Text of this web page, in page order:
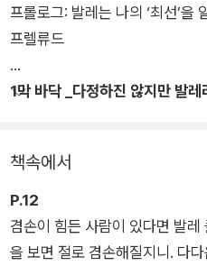
자는 매일 저녁 발레 바를 잡고
형을 잡아왔다. 발레는 끝이 보이
향을 잃지 않게 해준 나침반 같은
일을 통해 삶을 다시 단단하게 붙
풀어냈다. 이제 ‘기자리나’ 전수
발레 분투기 속으로 들어가보자.
프롤로그: 발레는 나의 ‘최선’을
프렐류드
1막 바닥 _다정하진 않지만 발레
책속에서
P.12
겸손이 힘든 사람이 있다면 발
을 보면 절로 겸손해질지니. 다